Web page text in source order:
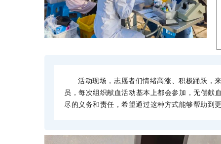
活动现场，志愿者们情绪高涨、积极踊跃，
员，每次组织献血活动基本上都会参加，无偿献
尽的义务和责任，希望通过这种方式能够帮助到